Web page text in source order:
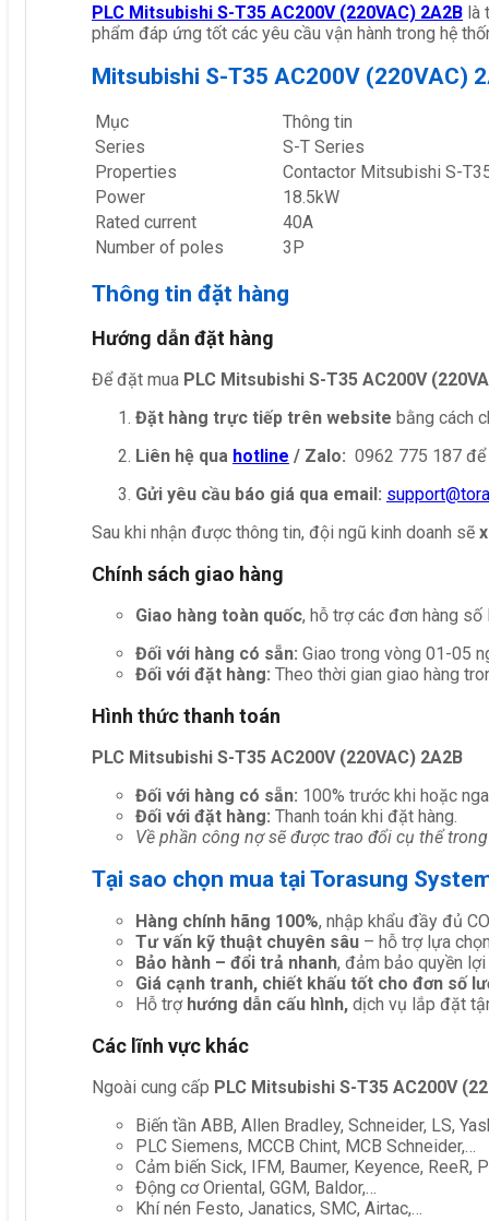
PLC Mitsubishi S-T35 AC200V (220VAC) 2A2B là
phẩm đáp ứng tốt các yêu cầu vận hành trong hệ
Mitsubishi S-T35 AC200V (220VAC)
Mục
Thông tin
Series
S-T Series
Properties
Contactor Mitsubishi S-
Power
18.5kW
Rated current
40A
Number of poles
3P
Thông tin đặt hàng
Hướng dẫn đặt hàng
Để đặt mua PLC Mitsubishi S-T35 AC200V
Đặt hàng trực tiếp trên website bằng cách
Liên hệ qua hotline / Zalo: 0962 775 187
Gửi yêu cầu báo giá qua email:
Sau khi nhận được thông tin, đội ngũ kinh doanh sẽ
Chính sách giao hàng
Giao hàng toàn quốc, hỗ trợ các đơn hàng số
Đối với hàng có sẵn: Giao trong vòng 01-05
Đối với đặt hàng: Theo thời gian giao hàng
Hình thức thanh toán
PLC Mitsubishi S-T35 AC200V (220VAC) 2A2B
Đối với hàng có sẵn: 100% trước khi hoặc
Đối với đặt hàng: Thanh toán khi đặt hàng.
Về phần công nợ sẽ được trao đổi cụ thể
Tại sao chọn mua tại Torasung
Hàng chính hãng 100%, nhập khẩu đầy đủ
Tư vấn kỹ thuật chuyên sâu – hỗ trợ lựa
Bảo hành – đổi trả nhanh, đảm bảo quyền lợi
Giá cạnh tranh, chiết khấu tốt cho đơn số
Hỗ trợ hướng dẫn cấu hình, dịch vụ lắp đặt
Các lĩnh vực khác
Ngoài cung cấp PLC Mitsubishi S-T35 AC200V
Biến tần ABB, Allen Bradley, Schneider, LS,
PLC Siemens, MCCB Chint, MCB Schneider,…
Cảm biến Sick, IFM, Baumer, Keyence, ReeR,
Động cơ Oriental, GGM, Baldor,…
Khí nén Festo, Janatics, SMC, Airtac,…